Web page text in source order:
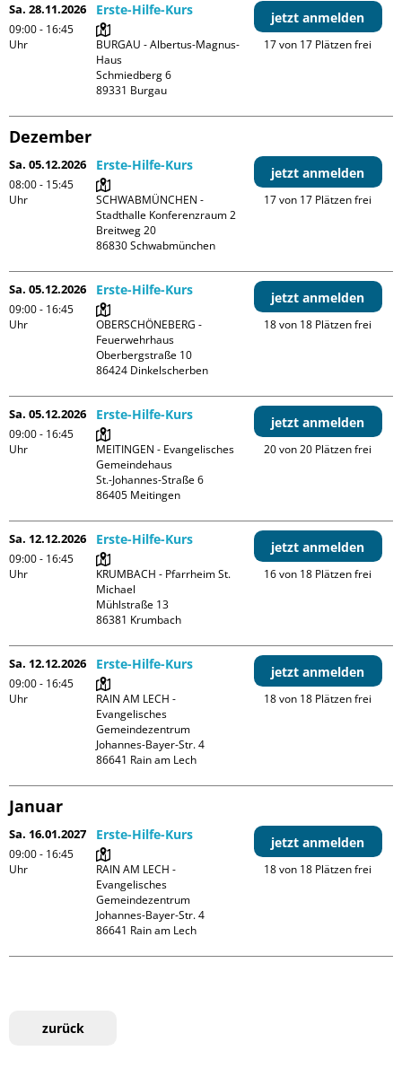
Sa. 28.11.2026
09:00 - 16:45
Uhr
Erste-Hilfe-Kurs
BURGAU - Albertus-Magnus-
Haus
Schmiedberg 6
jetzt anmelden
17 von 17 Plätzen frei
Dezember
Sa. 05.12.2026
08:00 - 15:45
Uhr
Erste-Hilfe-Kurs
SCHWABMÜNCHEN -
Stadthalle Konferenzraum 2
Breitweg 20
jetzt anmelden
17 von 17 Plätzen frei
Sa. 05.12.2026
09:00 - 16:45
Uhr
Erste-Hilfe-Kurs
OBERSCHÖNEBERG -
Feuerwehrhaus
Oberbergstraße 10
jetzt anmelden
18 von 18 Plätzen frei
Sa. 05.12.2026
09:00 - 16:45
Uhr
Erste-Hilfe-Kurs
MEITINGEN - Evangelisches
Gemeindehaus
St.-Johannes-Straße 6
jetzt anmelden
20 von 20 Plätzen frei
Sa. 12.12.2026
09:00 - 16:45
Uhr
Erste-Hilfe-Kurs
KRUMBACH - Pfarrheim St.
Michael
Mühlstraße 13
jetzt anmelden
16 von 18 Plätzen frei
Sa. 12.12.2026
09:00 - 16:45
Uhr
Erste-Hilfe-Kurs
RAIN AM LECH -
Evangelisches
Gemeindezentrum
Johannes-Bayer-Str. 4
jetzt anmelden
18 von 18 Plätzen frei
Januar
Sa. 16.01.2027
09:00 - 16:45
Uhr
Erste-Hilfe-Kurs
RAIN AM LECH -
Evangelisches
Gemeindezentrum
Johannes-Bayer-Str. 4
jetzt anmelden
18 von 18 Plätzen frei
zurück